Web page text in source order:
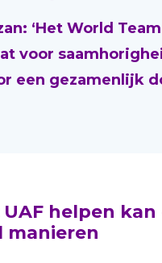
‘Het World Team
voor
een gezamenlijk
UAF helpen kan
manieren